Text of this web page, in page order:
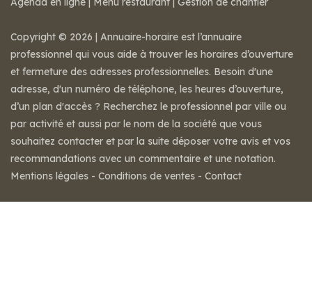
Copyright © 2026 | Annuaire-horaire est l’annuaire
professionnel qui vous aide à trouver les horaires d’ouverture
et fermeture des adresses professionnelles. Besoin d'une
adresse, d'un numéro de téléphone, les heures d’ouverture,
d’un plan d'accès ? Recherchez le professionnel par ville ou
par activité et aussi par le nom de la société que vous
souhaitez contacter et par la suite déposer votre avis et vos
recommandations avec un commentaire et une notation.
Mentions légales - Conditions de ventes - Contact